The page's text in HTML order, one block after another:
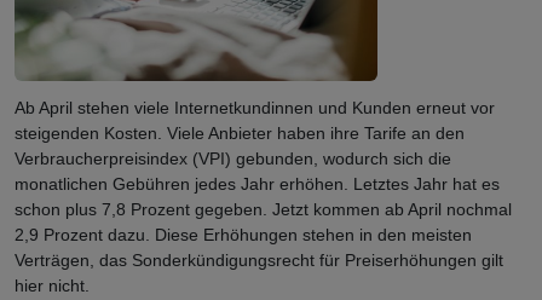
Ab April stehen viele Internetkundinnen und Kunden erneut vor
steigenden Kosten. Viele Anbieter haben ihre Tarife an den
Verbraucherpreisindex (VPI) gebunden, wodurch sich die
monatlichen Gebühren jedes Jahr erhöhen. Letztes Jahr hat es
schon plus 7,8 Prozent gegeben. Jetzt kommen ab April nochmal
2,9 Prozent dazu. Diese Erhöhungen stehen in den meisten
Verträgen, das Sonderkündigungsrecht für Preiserhöhungen gilt
hier nicht.